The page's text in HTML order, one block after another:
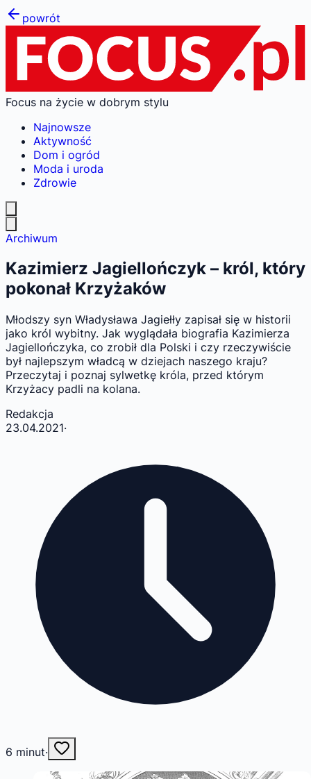
powrót
Focus na życie w dobrym stylu
Najnowsze
Aktywność
Dom i ogród
Moda i uroda
Zdrowie
Archiwum
Kazimierz Jagiellończyk – król, który
pokonał Krzyżaków
Młodszy syn Władysława Jagiełły zapisał się w historii
jako król wybitny. Jak wyglądała biografia Kazimierza
Jagiellończyka, co zrobił dla Polski i czy rzeczywiście
był najlepszym władcą w dziejach naszego kraju?
Przeczytaj i poznaj sylwetkę króla, przed którym
Krzyżacy padli na kolana.
Redakcja
23.04.2021·
6 minut·